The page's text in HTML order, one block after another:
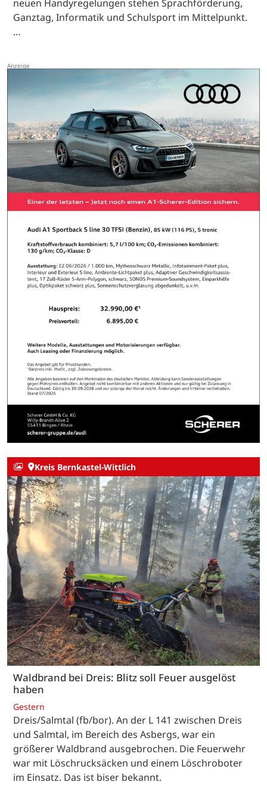
neuen Handyregelungen stehen Sprachförderung,
Ganztag, Informatik und Schulsport im Mittelpunkt.
…
Kreis Bernkastel-Wittlich
Waldbrand bei Dreis: Blitz soll Feuer ausgelöst
haben
Gestern
Dreis/Salmtal (fb/bor). An der L 141 zwischen Dreis
und Salmtal, im Bereich des Asbergs, war ein
größerer Waldbrand ausgebrochen. Die Feuerwehr
war mit Löschrucksäcken und einem Löschroboter
im Einsatz. Das ist biser bekannt.